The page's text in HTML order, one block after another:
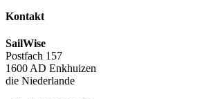
Kontakt
SailWise
Postfach 157
1600 AD Enkhuizen
die Niederlande